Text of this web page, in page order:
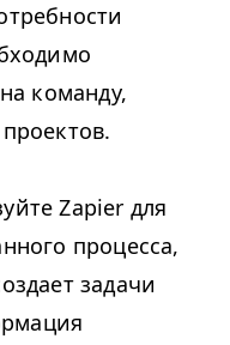
команду,
Zapi­er для
процесса,
задачи